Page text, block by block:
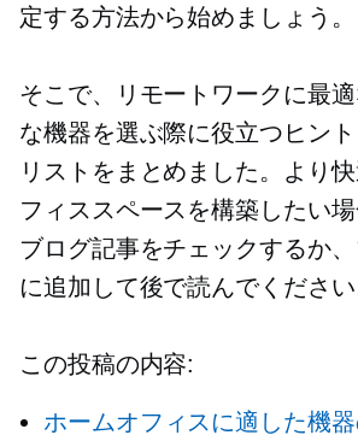
定する方法から始めましょう。
そこで、リモートワークに最
な機器を選ぶ際に役立つヒン
リストをまとめました。より
フィススペースを構築したい
ブログ記事をチェックするか
に追加して後で読んでください
この投稿の内容:
ホームオフィスに適した機